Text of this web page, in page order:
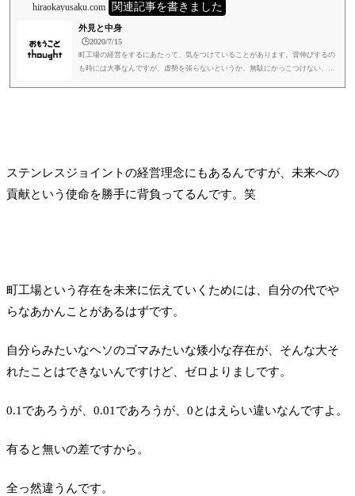
hiraokayusaku.com 関連記事を書きました
外見と中身
🕒️2020/7/15
町工場の経営をするにあたって、気をつけていることがあります。背伸びするの
も時には大事なんですが、虚勢を張らないというか、無駄にかっこつけない、と
ステンレスジョイントの経営理念にもあるんですが、未来への
貢献という使命を勝手に背負ってるんです。笑
町工場という存在を未来に伝えていくためには、自分の代でや
らなあかんことがあるはずです。
自分らみたいなヘソのゴマみたいな矮小な存在が、そんな大そ
れたことはできないんですけど、ゼロよりましです。
0.1であろうが、0.01であろうが、0とはえらい違いなんですよ。
有ると無いの差ですから。
全っ然違うんです。